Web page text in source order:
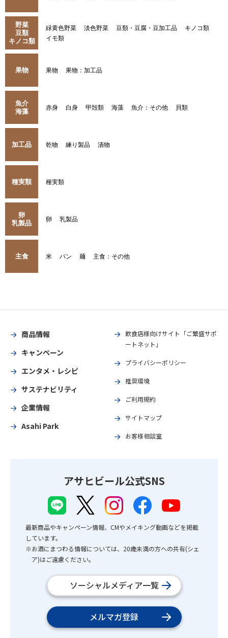
野菜
豆類
キノコ類
緑黄色野菜 淡色野菜 豆類・豆腐・豆加工品
キノコ類
イモ類
果物 果物 果物：加工品
魚介
海藻
赤身 白身 甲殻類 海藻 魚介：その他 貝類
加工品 乾物 練り製品 漬物
種実類 種実類
卵
乳製品
卵 乳製品
主食 米 パン 麺 主食：その他
商品情報
キャンペーン
エンタメ・レシピ
サステナビリティ
企業情報
Asahi Park
飲食店様向けサイト「ご繁盛サポ
ートネット」
プライバシーポリシー
推奨環境
ご利用規約
サイトマップ
お客様相談室
アサヒビール公式SNS
最新商品やキャンペーン情報、CMやメイキング動画などを掲載
しています。
※お酒にまつわる情報については、20歳未満の方への共有(シェ
ア)はご遠慮ください。
ソーシャルメディア一覧
メルマガ登録